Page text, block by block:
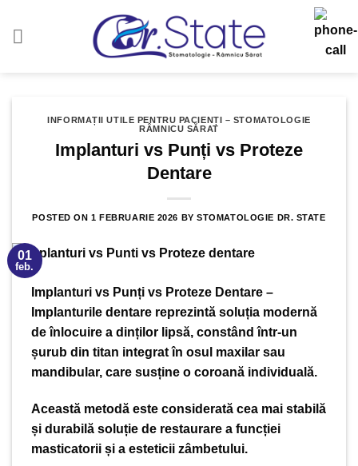
INFORMAȚII UTILE PENTRU PACIENȚI – STOMATOLOGIE
RÂMNICU SĂRAT
Implanturi vs Punți vs Proteze
Dentare
POSTED ON1 FEBRUARIE 2026 BYSTOMATOLOGIE DR. STATE
01
feb.
Implanturi vs Punți vs Proteze Dentare –
Implanturile dentare reprezintă soluția modernă
de înlocuire a dinților lipsă, constând într-un
șurub din titan integrat în osul maxilar sau
mandibular, care susține o coroană individuală.
Această metodă este considerată cea mai stabilă
și durabilă soluție de restaurare a funcției
masticatorii și a esteticii zâmbetului.